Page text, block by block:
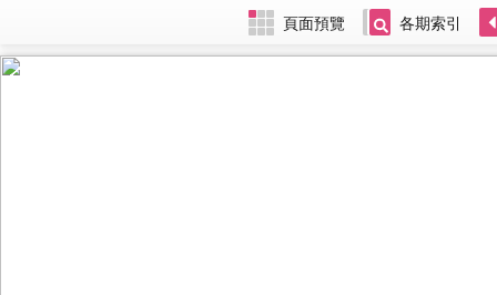
頁面預覽 各期索引